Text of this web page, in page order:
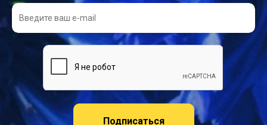
Подписаться